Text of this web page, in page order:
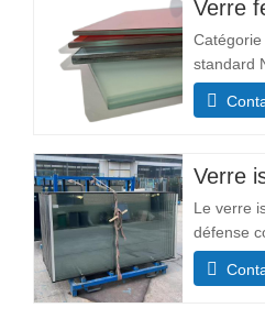
Catégorie Paramètre Exemple
standard Notes techniques
Dimensions Min. Taille
La
structurale Épaisseur de la
verre (mm) Couche simple
Verre
Le verre
défense
élevées.